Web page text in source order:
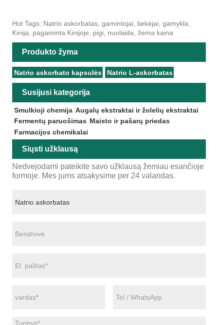
Hot Tags: Natrio askorbatas, gamintojai, tiekėjai, gamykla,
Kinija, pagaminta Kinijoje, pigi, nuolaida, žema kaina
Produkto žyma
Natrio askorbato kapsulės Natrio L-askorbatas
Susijusi kategorija
Smulkioji chemija Augalų ekstraktai ir žolelių ekstraktai
Fermentų paruošimas Maisto ir pašarų priedas
Farmacijos chemikalai
Siųsti užklausą
Nedvejodami pateikite savo užklausą žemiau esančioje
formoje. Mes jums atsakysime per 24 valandas.